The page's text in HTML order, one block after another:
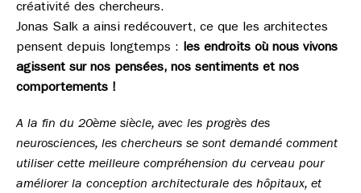
créativité des chercheurs.
Jonas Salk a ainsi redécouvert, ce que les architectes
pensent depuis longtemps : les endroits où nous vivons
agissent sur nos pensées, nos sentiments et nos
comportements !
A la fin du 20ème siècle, avec les progrès des
neurosciences, les chercheurs se sont demandé comment
utiliser cette meilleure compréhension du cerveau pour
améliorer la conception architecturale des hôpitaux, et